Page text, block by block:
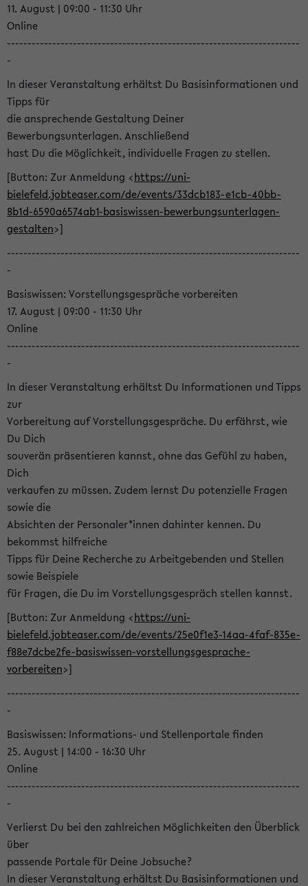
11. August | 09:00 - 11:30 Uhr
Online
-----------------------------------------------------------------------
-
In dieser Veranstaltung erhältst Du Basisinformationen und
Tipps für
die ansprechende Gestaltung Deiner
Bewerbungsunterlagen. Anschließend
hast Du die Möglichkeit, individuelle Fragen zu stellen.
[Button: Zur Anmeldung <https://uni-
bielefeld.jobteaser.com/de/events/33dcb183-e1cb-40bb-
8b1d-6590a6574ab1-basiswissen-bewerbungsunterlagen-
gestalten>]
-----------------------------------------------------------------------
-
Basiswissen: Vorstellungsgespräche vorbereiten
17. August | 09:00 - 11:30 Uhr
Online
-----------------------------------------------------------------------
-
In dieser Veranstaltung erhältst Du Informationen und Tipps
zur
Vorbereitung auf Vorstellungsgespräche. Du erfährst, wie
Du Dich
souverän präsentieren kannst, ohne das Gefühl zu haben,
Dich
verkaufen zu müssen. Zudem lernst Du potenzielle Fragen
sowie die
Absichten der Personaler*innen dahinter kennen. Du
bekommst hilfreiche
Tipps für Deine Recherche zu Arbeitgebenden und Stellen
sowie Beispiele
für Fragen, die Du im Vorstellungsgespräch stellen kannst.
[Button: Zur Anmeldung <https://uni-
bielefeld.jobteaser.com/de/events/25e0f1e3-14aa-4faf-835e-
f88e7dcbe2fe-basiswissen-vorstellungsgesprache-
vorbereiten>]
-----------------------------------------------------------------------
-
Basiswissen: Informations- und Stellenportale finden
25. August | 14:00 - 16:30 Uhr
Online
-----------------------------------------------------------------------
-
Verlierst Du bei den zahlreichen Möglichkeiten den Überblick
über
passende Portale für Deine Jobsuche?
In dieser Veranstaltung erhältst Du Basisinformationen und